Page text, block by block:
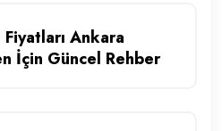
Ankara
İçin Güncel Rehber